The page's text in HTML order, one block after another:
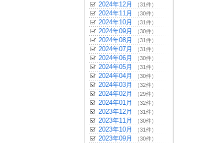
2024年12月 （31件）
2024年11月 （30件）
2024年10月 （31件）
2024年09月 （30件）
2024年08月 （31件）
2024年07月 （31件）
2024年06月 （30件）
2024年05月 （31件）
2024年04月 （30件）
2024年03月 （32件）
2024年02月 （29件）
2024年01月 （32件）
2023年12月 （31件）
2023年11月 （30件）
2023年10月 （31件）
2023年09月 （30件）